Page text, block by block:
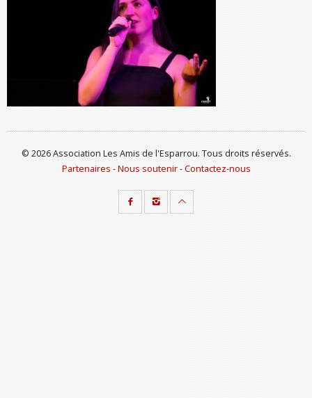
© 2026 Association Les Amis de l'Esparrou. Tous droits réservés.
Partenaires -Nous soutenir-Contactez-nous